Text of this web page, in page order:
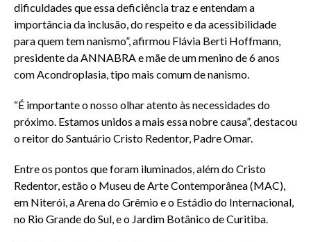
dificuldades que essa deficiência traz e entendam a
importância da inclusão, do respeito e da acessibilidade
para quem tem nanismo”, afirmou Flávia Berti Hoffmann,
presidente da ANNABRA e mãe de um menino de 6 anos
com Acondroplasia, tipo mais comum de nanismo.
“É importante o nosso olhar atento às necessidades do
próximo. Estamos unidos a mais essa nobre causa”, destacou
o reitor do Santuário Cristo Redentor, Padre Omar.
Entre os pontos que foram iluminados, além do Cristo
Redentor, estão o Museu de Arte Contemporânea (MAC),
em Niterói, a Arena do Grêmio e o Estádio do Internacional,
no Rio Grande do Sul, e o Jardim Botânico de Curitiba.